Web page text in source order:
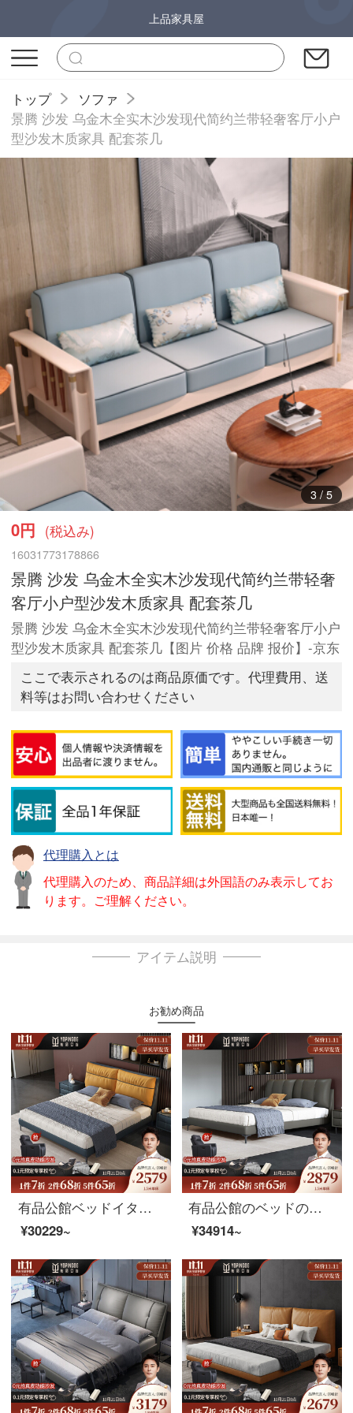
上品家具屋
トップ
ソファ
景腾 沙发 乌金木全实木沙发现代简约兰带轻奢客厅小户
型沙发木质家具 配套茶几
3/ 5
0円 (税込み)
16031773178866
景腾 沙发 乌金木全实木沙发现代简约兰带轻奢
客厅小户型沙发木质家具 配套茶几
景腾 沙发 乌金木全实木沙发现代简约兰带轻奢客厅小户
型沙发木质家具 配套茶几【图片 价格 品牌 报价】-京东
ここで表示されるのは商品原価です。代理費用、送
料等はお問い合わせください
代理購入とは
代理購入のため、商品詳細は外国語のみ表示してお
ります。ご理解ください。
アイテム説明
お勧め商品
有品公館ベッドイタリア式極短真皮ベッド現代簡単ダブルベッド1.5メートルの主な寝台は1.8メートルの軽奢な結婚ベッド北欧皮芸床（頭の層の牛革）1.5メートルのシングルベッドです。
¥30229~
有品公館のベッドの意味式の真皮のベッドがあります。近代的で簡単なダブルベッドの1.5メートルの主なベッドは1.8メートルの軽い贅沢な結婚ベッドの真皮のベッドです。1.8メートルのシングルベッドです。
¥34914~